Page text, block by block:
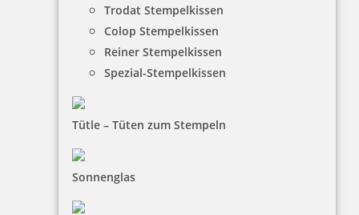
Trodat Stempelkissen
Colop Stempelkissen
Reiner Stempelkissen
Spezial-Stempelkissen
Tütle – Tüten zum Stempeln
Sonnenglas
Versandinformationen
Zahlungsbedingungen
Bestellhinweise
INFORMATIONEN